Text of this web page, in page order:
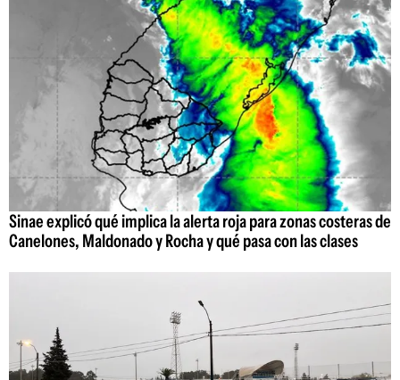
Sinae explicó qué implica la alerta roja para zonas costeras de
Canelones, Maldonado y Rocha y qué pasa con las clases